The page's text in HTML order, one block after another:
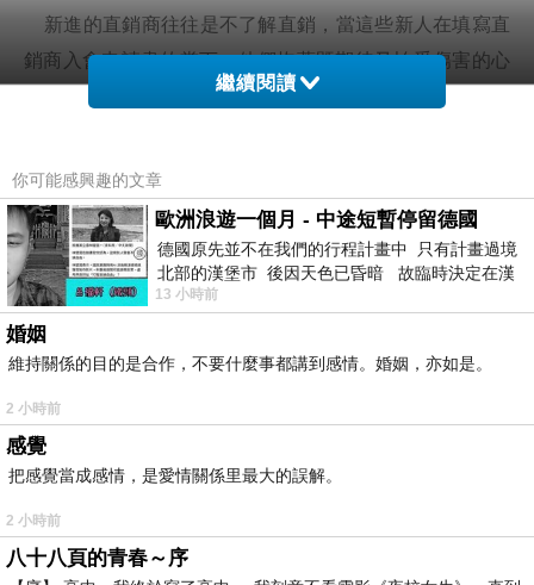
新進的直銷商往往是不了解直銷，當這些新人在填寫直
銷商入會申請書的當下，他們抱著既期待又怕受傷害的心
態，心中對未來這份事業到底能帶給我多大的幫助或多大
善現狀，當然更重要的是我要如何完成我的第一步，將手
頭上的貨賣出去，賣出去之後我又如何才能創造更大的利
益，所以此時此刻，這些新人一心一意就想要到外面的市
場上，開始他的行銷世界，將產品賣出去，如果賣的不
好，遇到一些挫折，我們的新夥伴便開始驗證直銷這個事
業到底能不能做。
試想當夥伴們還沒有產品知識、行銷能力、
業的概念的時候，要他們到市場上經過萃煉，無疑是要他
們赤手空拳的去面對槍砲彈藥，就好像一個不會開車的
人，你要他到馬路上學開車、一個不會游泳的人，你要他
繼續閱讀
你可能感興趣的文章
歐洲浪遊一個月 - 中途短暫停留德國
德國原先並不在我們的行程計畫中 只有計畫過境
北部的漢堡市 後因天色已昏暗 故臨時決定在漢
堡市吃晚餐和過夜
13 小時前
婚姻
維持關係的目的是合作，不要什麼事都講到感情。婚姻，亦如是。
2 小時前
感覺
把感覺當成感情，是愛情關係里最大的誤解。
2 小時前
八十八頁的青春～序